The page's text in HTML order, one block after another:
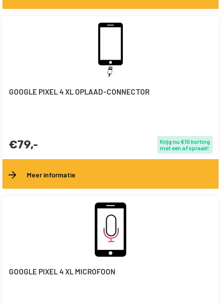
GOOGLE PIXEL 4 XL OPLAAD-CONNECTOR
€79,-
Krijg nu €10 korting
met een afspraak!
Meer informatie
GOOGLE PIXEL 4 XL MICROFOON